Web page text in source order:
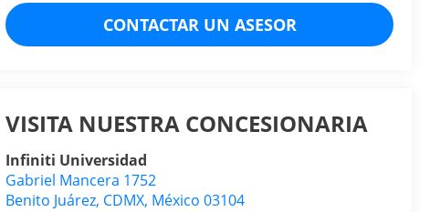
CONTACTAR UN ASESOR
VISITA NUESTRA CONCESIONARIA
Infiniti Universidad
Gabriel Mancera 1752
Benito Juárez, CDMX, México 03104